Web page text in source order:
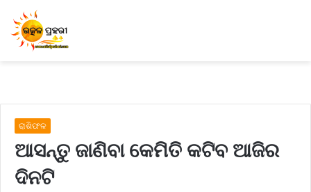
ରାଶିଫଳ
ଆସନ୍ତୁ ଜାଣିବା କେମିତି କଟିବ ଆଜିର
ଦିନଟି